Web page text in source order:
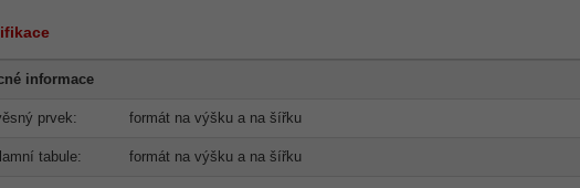
informace
prvek: formát na výšku a na šířku
tabule: formát na výšku a na šířku